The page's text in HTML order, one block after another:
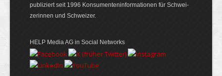
publiziert seit 1996 Konsumenten­informationen für Schwei­
zerinnen und Schweizer.
HELP Media AG in Social Networks